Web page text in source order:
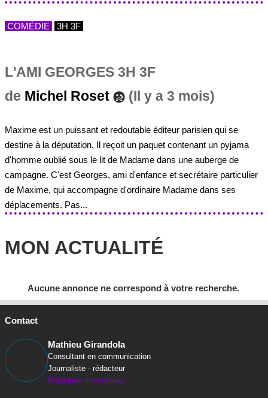
COMÉDIE 3H 3F
L'AMI GEORGES 3H 3F
de Michel Roset (Il y a 3 mois)
Maxime est un puissant et redoutable éditeur parisien qui se
destine à la députation. Il reçoit un paquet contenant un pyjama
d'homme oublié sous le lit de Madame dans une auberge de
campagne. C'est Georges, ami d'enfance et secrétaire particulier
de Maxime, qui accompagne d'ordinaire Madame dans ses
déplacements. Pas...
MON ACTUALITÉ
Aucune annonce ne correspond à votre recherche.
Contact
Mathieu Girandola
Consultant en communication
Journaliste - rédacteur
Rejoignez mon réseau